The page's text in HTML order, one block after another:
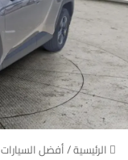
الرئيسية/أفضل السيارات